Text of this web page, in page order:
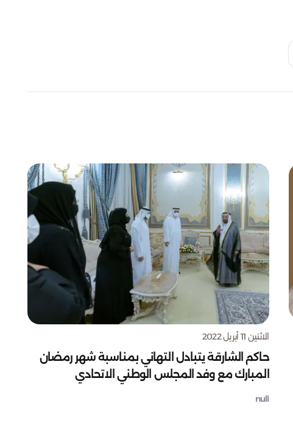
الاثنين 11 أبريل 2022
حاكم الشارقة يتبادل التهاني بمناسبة شهر رمضان
المبارك مع وفد المجلس الوطني الاتحادي
null